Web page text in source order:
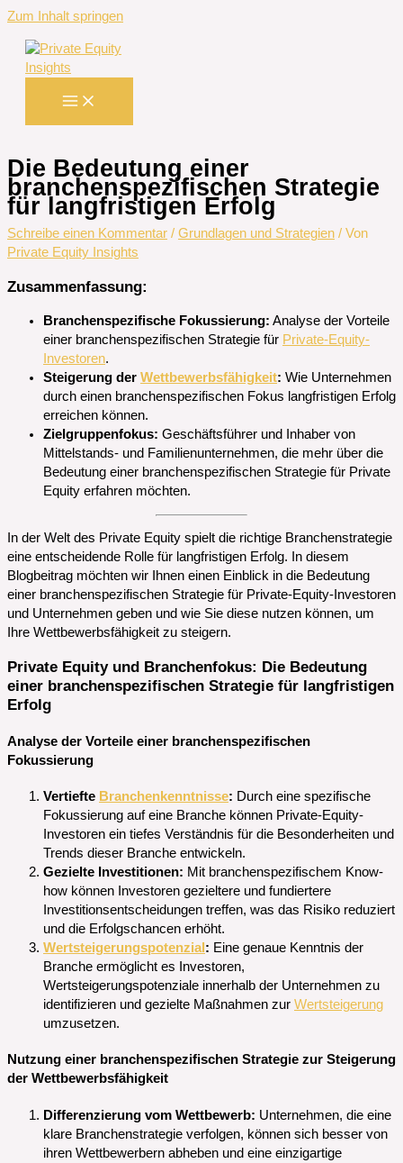
Zum Inhalt springen
Die Bedeutung einer
branchenspezifischen Strategie
für langfristigen Erfolg
Schreibe einen Kommentar / Grundlagen und Strategien / Von
Private Equity Insights
Zusammenfassung:
Branchenspezifische Fokussierung: Analyse der Vorteile
einer branchenspezifischen Strategie für Private-Equity-
Investoren.
Steigerung der Wettbewerbsfähigkeit: Wie Unternehmen
durch einen branchenspezifischen Fokus langfristigen Erfolg
erreichen können.
Zielgruppenfokus: Geschäftsführer und Inhaber von
Mittelstands- und Familienunternehmen, die mehr über die
Bedeutung einer branchenspezifischen Strategie für Private
Equity erfahren möchten.
In der Welt des Private Equity spielt die richtige Branchenstrategie
eine entscheidende Rolle für langfristigen Erfolg. In diesem
Blogbeitrag möchten wir Ihnen einen Einblick in die Bedeutung
einer branchenspezifischen Strategie für Private-Equity-Investoren
und Unternehmen geben und wie Sie diese nutzen können, um
Ihre Wettbewerbsfähigkeit zu steigern.
Private Equity und Branchenfokus: Die Bedeutung
einer branchenspezifischen Strategie für langfristigen
Erfolg
Analyse der Vorteile einer branchenspezifischen
Fokussierung
Vertiefte Branchenkenntnisse: Durch eine spezifische
Fokussierung auf eine Branche können Private-Equity-
Investoren ein tiefes Verständnis für die Besonderheiten und
Trends dieser Branche entwickeln.
Gezielte Investitionen: Mit branchenspezifischem Know-
how können Investoren gezieltere und fundiertere
Investitionsentscheidungen treffen, was das Risiko reduziert
und die Erfolgschancen erhöht.
Wertsteigerungspotenzial : Eine genaue Kenntnis der
Branche ermöglicht es Investoren,
Wertsteigerungspotenziale innerhalb der Unternehmen zu
identifizieren und gezielte Maßnahmen zur Wertsteigerung
umzusetzen.
Nutzung einer branchenspezifischen Strategie zur Steigerung
der Wettbewerbsfähigkeit
Differenzierung vom Wettbewerb: Unternehmen, die eine
klare Branchenstrategie verfolgen, können sich besser von
ihren Wettbewerbern abheben und eine einzigartige